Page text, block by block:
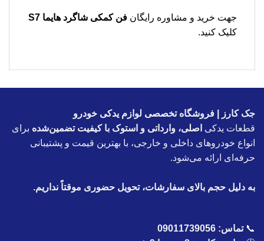
جهت خرید و مشاوره رایگان فن کمکی شاگرد هایما S7
کلیک کنید.
جک کارز | فروشگاه تخصصی لوازم یدکی خودرو
قطعات یدکی اصلی، وارداتی و استوک با کیفیت تضمین‌شده برای
انواع خودروهای داخلی و خارجی، با بهترین قیمت و پشتیبانی
حرفه‌ای ارائه می‌شود.
به دلیل حجم بالای سفارشات، تحویل حضوری موقتاً نداریم.
📞تماس: 09011739056